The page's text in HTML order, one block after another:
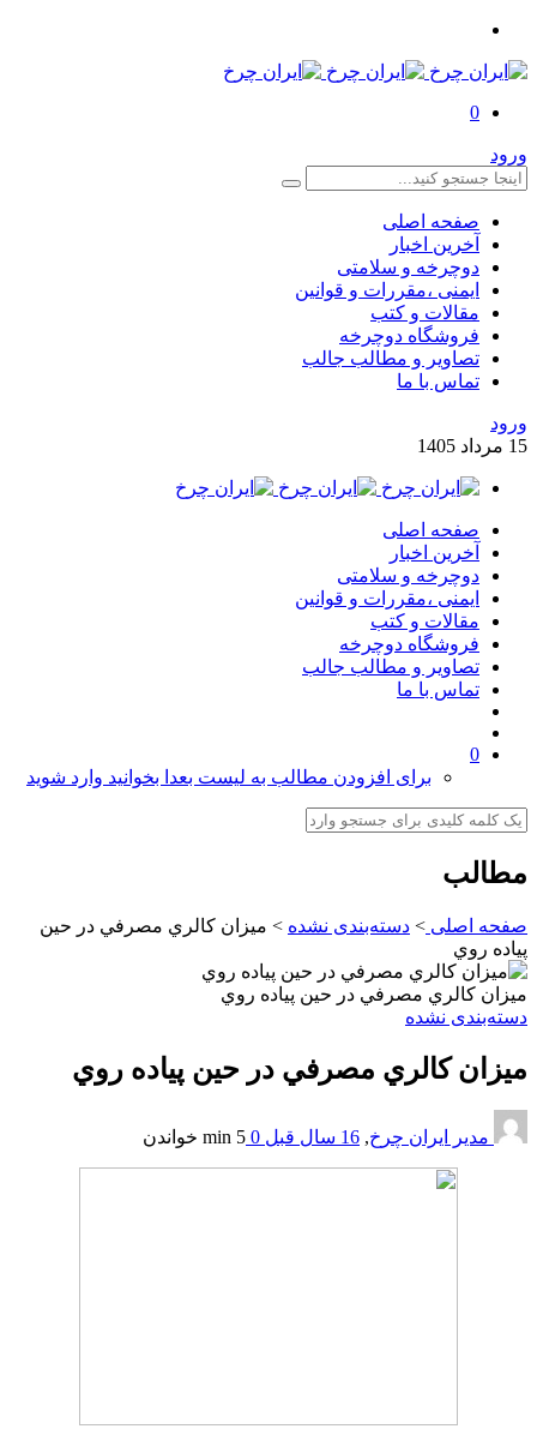
0
ورود
صفحه اصلی
آخرین اخبار
دوچرخه و سلامتی
ایمنی ،مقررات و قوانین
مقالات و کتب
فروشگاه دوچرخه
تصاویر و مطالب جالب
تماس با ما
ورود
15 مرداد 1405
صفحه اصلی
آخرین اخبار
دوچرخه و سلامتی
ایمنی ،مقررات و قوانین
مقالات و کتب
فروشگاه دوچرخه
تصاویر و مطالب جالب
تماس با ما
0
برای افزودن مطالب به لیست بعدا بخوانید وارد شوید
مطالب
صفحه اصلی > دسته‌بندی نشده > ميزان کالري مصرفي در حين
پياده روي
ميزان کالري مصرفي در حين پياده روي
دسته‌بندی نشده
ميزان کالري مصرفي در حين پياده روي
مدیر ایران چرخ, 16 سال قبل 0
5 min خواندن